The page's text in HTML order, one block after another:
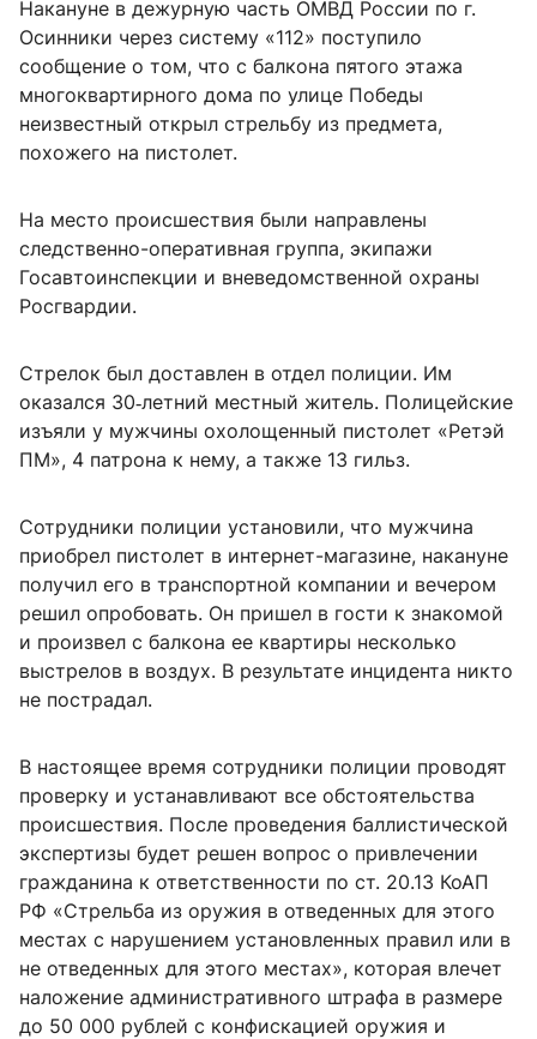
Накануне в дежурную часть ОМВД России по г.
Осинники через систему «112» поступило
сообщение о том, что с балкона пятого этажа
многоквартирного дома по улице Победы
неизвестный открыл стрельбу из предмета,
похожего на пистолет.
На место происшествия были направлены
следственно-оперативная группа, экипажи
Госавтоинспекции и вневедомственной охраны
Росгвардии.
Стрелок был доставлен в отдел полиции. Им
оказался 30‑летний местный житель. Полицейские
изъяли у мужчины охолощенный пистолет «Ретэй
ПМ», 4 патрона к нему, а также 13 гильз.
Сотрудники полиции установили, что мужчина
приобрел пистолет в интернет-магазине, накануне
получил его в транспортной компании и вечером
решил опробовать. Он пришел в гости к знакомой
и произвел с балкона ее квартиры несколько
выстрелов в воздух. В результате инцидента никто
не пострадал.
В настоящее время сотрудники полиции проводят
проверку и устанавливают все обстоятельства
происшествия. После проведения баллистической
экспертизы будет решен вопрос о привлечении
гражданина к ответственности по ст. 20.13 КоАП
РФ «Стрельба из оружия в отведенных для этого
местах с нарушением установленных правил или в
не отведенных для этого местах», которая влечет
наложение административного штрафа в размере
до 50 000 рублей с конфискацией оружия и